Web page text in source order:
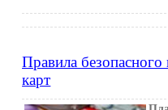
Правила безопасного
карт